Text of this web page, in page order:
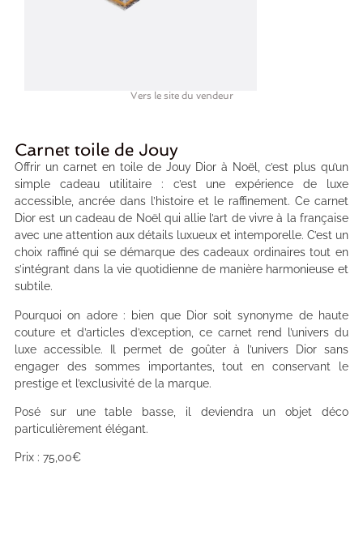
Vers le site du vendeur
Carnet toile de Jouy
Offrir un carnet en toile de Jouy Dior à Noël, c’est plus qu’un
simple cadeau utilitaire : c’est une expérience de luxe
accessible, ancrée dans l’histoire et le raffinement. Ce carnet
Dior est un cadeau de Noël qui allie l’art de vivre à la française
avec une attention aux détails luxueux et intemporelle. C’est un
choix raffiné qui se démarque des cadeaux ordinaires tout en
s’intégrant dans la vie quotidienne de manière harmonieuse et
subtile.
Pourquoi on adore : bien que Dior soit synonyme de haute
couture et d’articles d’exception, ce carnet rend l’univers du
luxe accessible. Il permet de goûter à l’univers Dior sans
engager des sommes importantes, tout en conservant le
prestige et l’exclusivité de la marque.
Posé sur une table basse, il deviendra un objet déco
particulièrement élégant.
Prix : 75,00€